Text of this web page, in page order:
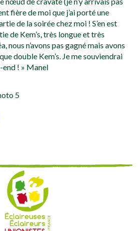
fière de moi que j’ai porté une
de la soirée chez moi ! S’en est
de Kem’s, très longue et très
nous n’avons pas gagné mais avons
double Kem’s. Je me souviendrai
! » Manel